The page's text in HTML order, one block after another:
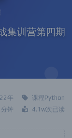
集训营第四期
年
课程Python
钟
4.1w次已读